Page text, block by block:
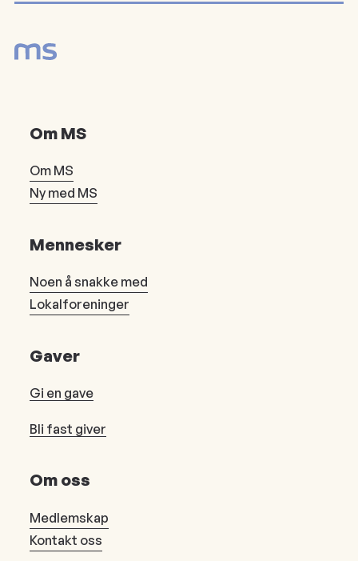
Om MS
Om MS
Ny med MS
Mennesker
Noen å snakke med
Lokalforeninger
Gaver
Gi en gave
Bli fast giver
Om oss
Medlemskap
Kontakt oss